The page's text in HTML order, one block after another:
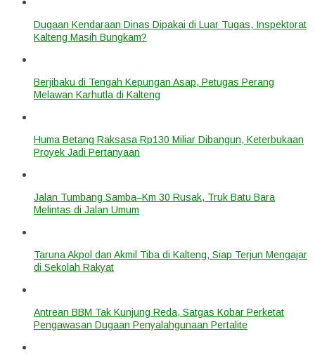
Dugaan Kendaraan Dinas Dipakai di Luar Tugas, Inspektorat
Kalteng Masih Bungkam?
Berjibaku di Tengah Kepungan Asap, Petugas Perang
Melawan Karhutla di Kalteng
Huma Betang Raksasa Rp130 Miliar Dibangun, Keterbukaan
Proyek Jadi Pertanyaan
Jalan Tumbang Samba–Km 30 Rusak, Truk Batu Bara
Melintas di Jalan Umum
Taruna Akpol dan Akmil Tiba di Kalteng, Siap Terjun Mengajar
di Sekolah Rakyat
Antrean BBM Tak Kunjung Reda, Satgas Kobar Perketat
Pengawasan Dugaan Penyalahgunaan Pertalite